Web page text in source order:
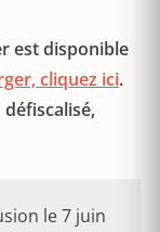
est disponible
cliquez ici.
le 7 juin